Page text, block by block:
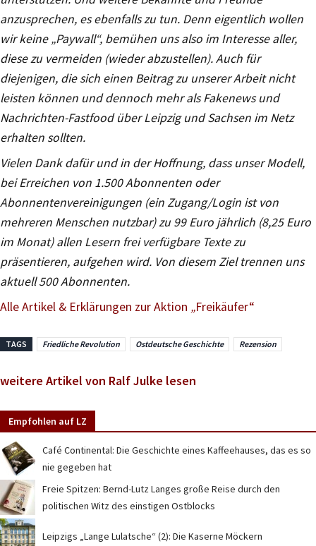
anzusprechen, es ebenfalls zu tun. Denn eigentlich wollen
wir keine „Paywall“, bemühen uns also im Interesse aller,
diese zu vermeiden (wieder abzustellen). Auch für
diejenigen, die sich einen Beitrag zu unserer Arbeit nicht
leisten können und dennoch mehr als Fakenews und
Nachrichten-Fastfood über Leipzig und Sachsen im Netz
erhalten sollten.
Vielen Dank dafür und in der Hoffnung, dass unser Modell,
bei Erreichen von 1.500 Abonnenten oder
Abonnentenvereinigungen (ein Zugang/Login ist von
mehreren Menschen nutzbar) zu 99 Euro jährlich (8,25 Euro
im Monat) allen Lesern frei verfügbare Texte zu
präsentieren, aufgehen wird. Von diesem Ziel trennen uns
aktuell 500 Abonnenten.
Alle Artikel & Erklärungen zur Aktion „Freikäufer“
TAGS Friedliche Revolution Ostdeutsche Geschichte Rezension
weitere Artikel von Ralf Julke lesen
Empfohlen auf LZ
Café Continental: Die Geschichte eines Kaffeehauses, das es so
nie gegeben hat
Freie Spitzen: Bernd-Lutz Langes große Reise durch den
politischen Witz des einstigen Ostblocks
Leipzigs „Lange Lulatsche“ (2): Die Kaserne Möckern